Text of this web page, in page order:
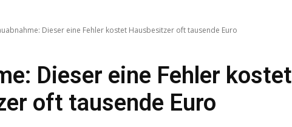
Dieser eine Fehler kostet Hausbesitzer oft tausende Euro
Dieser eine Fehler kostet
oft tausende Euro